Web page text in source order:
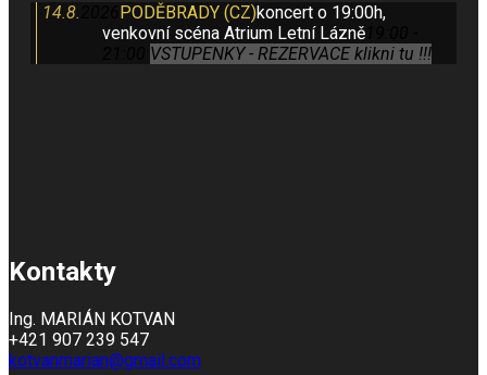
14.8. PODĚBRADY (CZ)koncert o 19:00h,
venkovní scéna Atrium Letní Lázně
VSTUPENKY - REZERVACE klikni tu !!!
Kontakty
Ing. MARIÁN KOTVAN
+421 907 239 547
kotvanmarian@gmail.com